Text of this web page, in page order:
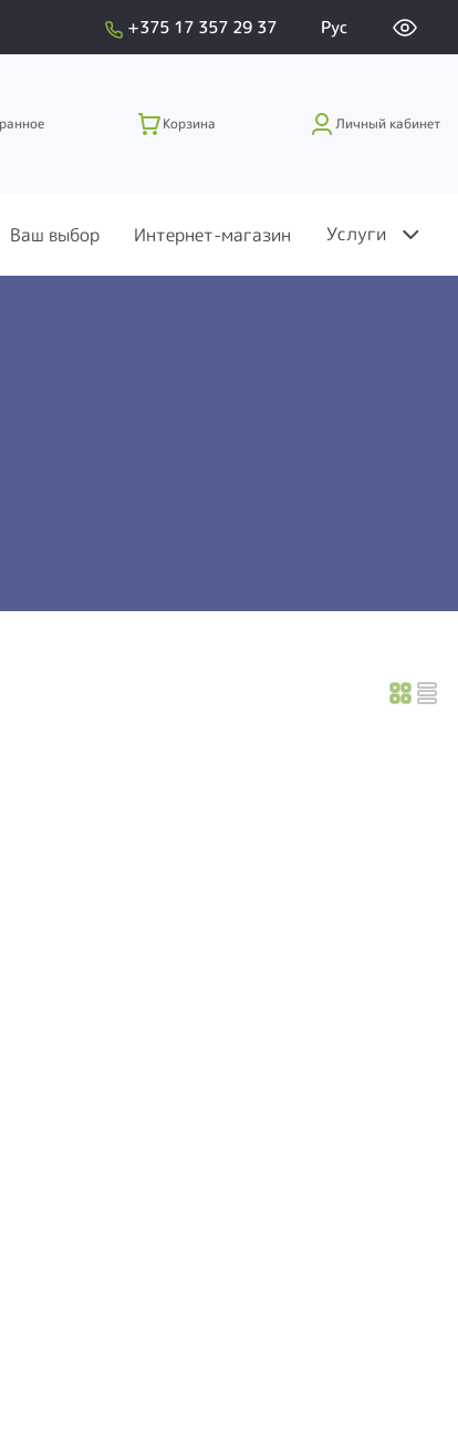
+375 17 357 29 37 Рус
Корзина Личный кабинет
Ваш выбор Интернет-магазин Услуги